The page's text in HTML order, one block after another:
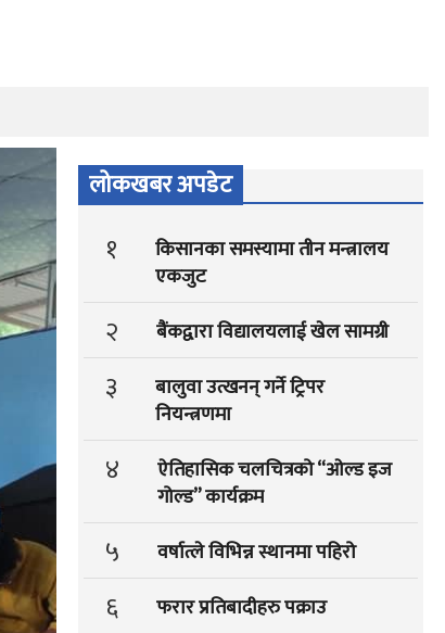
लोकखबर अपडेट
१
किसानका समस्यामा तीन मन्त्रालय
एकजुट
२ बैंकद्वारा विद्यालयलाई खेल सामग्री
३
बालुवा उत्खनन् गर्ने ट्रिपर
नियन्त्रणमा
४
ऐतिहासिक चलचित्रको “ओल्ड इज
गोल्ड” कार्यक्रम
५ वर्षात्ले विभिन्न स्थानमा पहिरो
६ फरार प्रतिबादीहरु पक्राउ